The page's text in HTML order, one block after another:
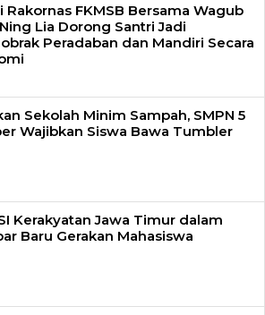
Rakornas FKMSB Bersama Wagub
Lia Dorong Santri Jadi
Peradaban dan Mandiri Secara
Sekolah Minim Sampah, SMPN 5
Wajibkan Siswa Bawa Tumbler
Kerakyatan Jawa Timur dalam
Baru Gerakan Mahasiswa